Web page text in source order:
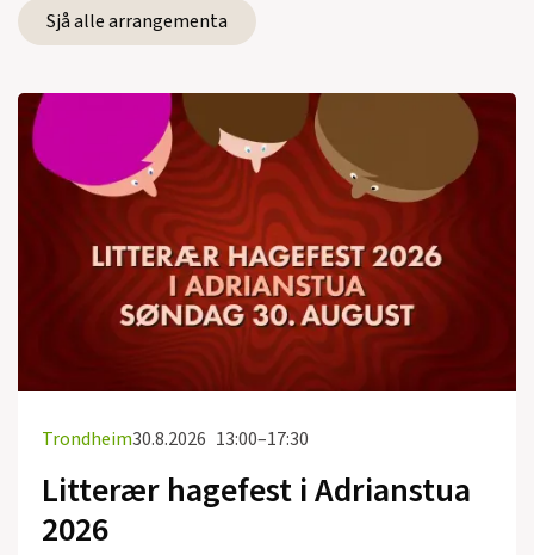
Sjå alle arrangementa
Trondheim30.8.2026 13:00–17:30
Litterær hagefest i Adrianstua
2026